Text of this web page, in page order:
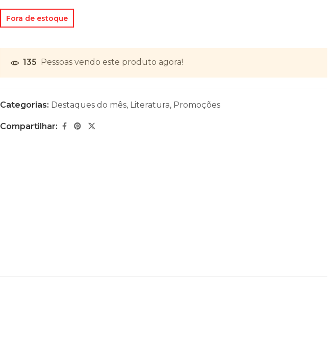
Fora de estoque
135 Pessoas vendo este produto agora!
Categorias: Destaques do mês, Literatura, Promoções
Compartilhar: